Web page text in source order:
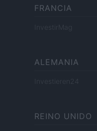
FRANCIA
InvestirMag
ALEMANIA
Investieren24
REINO UNIDO